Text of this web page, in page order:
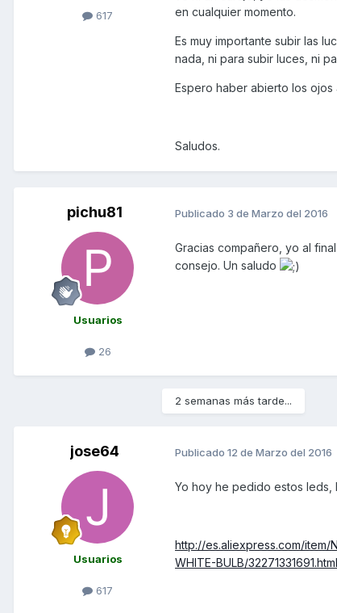
617
en cualquier momento.
Es muy importante subir las
nada, ni para subir luces, ni
Espero haber abierto los ojos
Saludos.
pichu81
Usuarios
26
Publicado 3 de Marzo del 2016
Gracias compañero, yo al
consejo. Un saludo
2 semanas más tarde...
jose64
Usuarios
617
Publicado 12 de Marzo del 2016
Yo hoy he pedido estos leds,
http://es.aliexpress.com/item/
WHITE-BULB/32271331691.html